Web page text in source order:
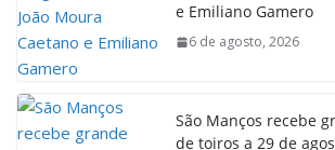
e Emiliano Gamero
6 de agosto, 2026
São Manços recebe
de toiros a 29 de